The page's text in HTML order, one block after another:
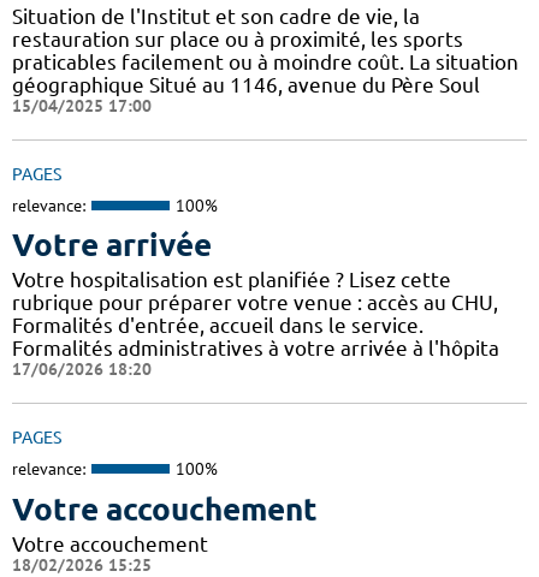
Situation de l'Institut et son cadre de vie, la
restauration sur place ou à proximité, les sports
praticables facilement ou à moindre coût. La situation
géographique Situé au 1146, avenue du Père Soul
15/04/2025 17:00
PAGES
relevance: 100%
Votre arrivée
Votre hospitalisation est planifiée ? Lisez cette
rubrique pour préparer votre venue : accès au CHU,
Formalités d'entrée, accueil dans le service.
Formalités administratives à votre arrivée à l'hôpita
17/06/2026 18:20
PAGES
relevance: 100%
Votre accouchement
Votre accouchement
18/02/2026 15:25